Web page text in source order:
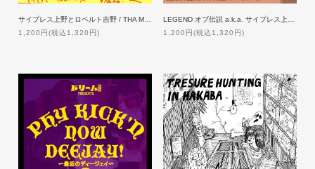
1,200円(税込1,320円)
1,200円(税込1,320円)